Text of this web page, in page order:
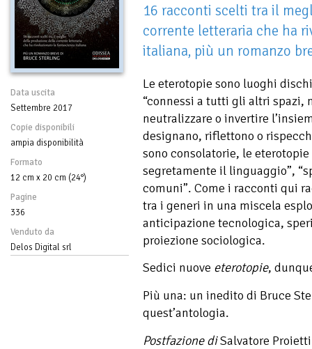
Data uscita
Settembre 2017
Copie disponibili
ampia disponibilità
Formato
12 cm x 20 cm (24°)
Pagine
336
Venduto da
Delos Digital srl
16 racconti scelti tra il
corrente letteraria che ha
italiana, più un romanzo
Le eterotopie sono luoghi
“connessi a tutti gli altri spazi,
neutralizzare o invertire
designano, riflettono o
sono consolatorie, le
segretamente il linguaggio”,
comuni”. Come i racconti qui
tra i generi in una miscela
anticipazione tecnologica,
proiezione sociologica.
Sedici nuove eterotopie,
Più una: un inedito di Bruce
quest’antologia.
Postfazione diSalvatore Proietti